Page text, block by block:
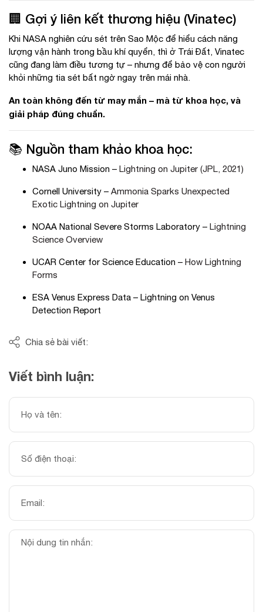
🏢 Gợi ý liên kết thương hiệu (Vinatec)
Khi NASA nghiên cứu sét trên Sao Mộc để hiểu cách năng
lượng vận hành trong bầu khí quyển, thì ở Trái Đất, Vinatec
cũng đang làm điều tương tự – nhưng để bảo vệ con người
khỏi những tia sét bất ngờ ngay trên mái nhà.
An toàn không đến từ may mắn – mà từ khoa học, và
giải pháp đúng chuẩn.
📚 Nguồn tham khảo khoa học:
NASA Juno Mission – Lightning on Jupiter (JPL, 2021)
Cornell University – Ammonia Sparks Unexpected
Exotic Lightning on Jupiter
NOAA National Severe Storms Laboratory – Lightning
Science Overview
UCAR Center for Science Education – How Lightning
Forms
ESA Venus Express Data – Lightning on Venus
Detection Report
Chia sẻ bài viết:
Viết bình luận: